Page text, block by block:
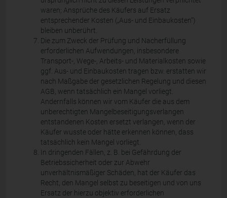
waren; Ansprüche des Käufers auf Ersatz
entsprechender Kosten („Aus- und Einbaukosten“)
bleiben unberührt.
Die zum Zweck der Prüfung und Nacherfüllung
erforderlichen Aufwendungen, insbesondere
Transport-, Wege-, Arbeits- und Materialkosten sowie
ggf. Aus- und Einbaukosten tragen bzw. erstatten wir
nach Maßgabe der gesetzlichen Regelung und diesen
AGB, wenn tatsächlich ein Mangel vorliegt.
Andernfalls können wir vom Käufer die aus dem
unberechtigten Mangelbeseitigungsverlangen
entstandenen Kosten ersetzt verlangen, wenn der
Käufer wusste oder hätte erkennen können, dass
tatsächlich kein Mangel vorliegt.
In dringenden Fällen, z. B. bei Gefährdung der
Betriebssicherheit oder zur Abwehr
unverhältnismäßiger Schäden, hat der Käufer das
Recht, den Mangel selbst zu beseitigen und von uns
Ersatz der hierzu objektiv erforderlichen